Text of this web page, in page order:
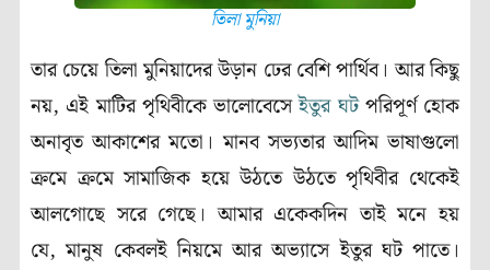
তিলা মুনিয়া
তার চেয়ে তিলা মুনিয়াদের উড়ান ঢের বেশি পার্থিব। আর কিছু
নয়, এই মাটির পৃথিবীকে ভালোবেসেইতুর ঘটপরিপূর্ণ হোক
অনাবৃত আকাশের মতো। মানব সভ্যতার আদিম ভাষাগুলো
ক্রমে ক্রমে সামাজিক হয়ে উঠতে উঠতে পৃথিবীর থেকেই
আলগোছে সরে গেছে। আমার একেকদিন তাই মনে হয়
যে, মানুষ কেবলই নিয়মে আর অভ্যাসে ইতুর ঘট পাতে।